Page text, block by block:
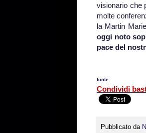
visionario che
molte
la Martin
oggi noto
pace del
fonte
Condividi
Pubblicato da